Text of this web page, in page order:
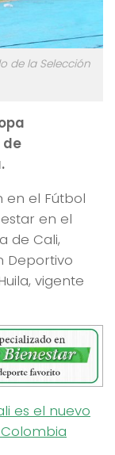
de la Selección
de
en el Fútbol
en el
de Cali,
Deportivo
vigente
es el nuevo